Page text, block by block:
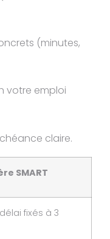
(minutes,
votre emploi
claire.
SMART
fixés à 3